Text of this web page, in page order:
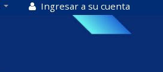
Ingresar a su cuenta